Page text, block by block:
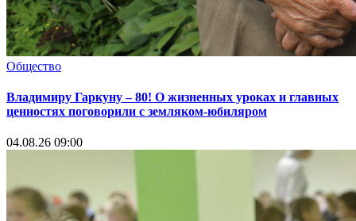
Общество
Владимиру Гаркуну – 80! О жизненных уроках и главных
ценностях поговорили с земляком-юбиляром
04.08.26 09:00